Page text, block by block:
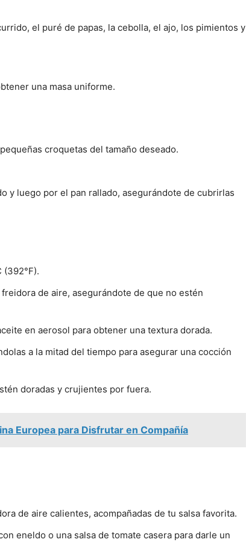
el puré de papas, la cebolla, el ajo, los pimientos y
una masa uniforme.
croquetas del tamaño deseado.
y luego por el pan rallado, asegurándote de cubrirlas
(392°F).
de aire, asegurándote de que no estén
en aerosol para obtener una textura dorada.
a la mitad del tiempo para asegurar una cocción
doradas y crujientes por fuera.
Europea para Disfrutar en Compañía
de aire calientes, acompañadas de tu salsa favorita.
eneldo o una salsa de tomate casera para darle un